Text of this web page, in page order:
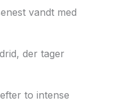
vandt med
der tager
to intense